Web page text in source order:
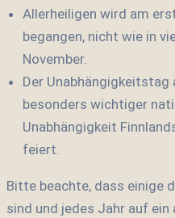
Allerheiligen wird am
begangen, nicht wie in
November.
Der Unabhängigkeitstag
besonders wichtiger
Unabhängigkeit
feiert
Bitte beachte, dass einige
sind und jedes Jahr auf